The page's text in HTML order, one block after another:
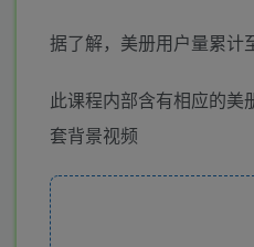
据了解，美册用户量累计
此课程内部含有相应的
套背景视频